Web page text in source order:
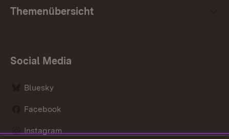
Themenübersicht
Social Media
Bluesky
Facebook
Instagram